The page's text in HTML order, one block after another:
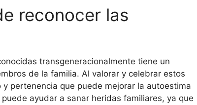
reconocer las
transgeneracionalmente tiene un
de la familia. Al valorar y celebrar estos
pertenencia que puede mejorar la autoestima
ayudar a sanar heridas familiares, ya que